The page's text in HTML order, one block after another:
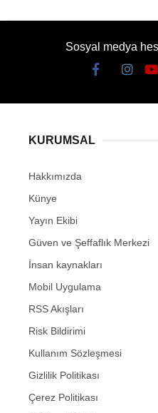
Sosyal medya
KURUMSAL
Hakkımızda
Künye
Yayın Ekibi
Güven ve Şeffaflık Merkezi
İnsan kaynakları
Mobil Uygulama
RSS Akışları
Risk Bildirimi
Kullanım Sözleşmesi
Gizlilik Politikası
Çerez Politikası